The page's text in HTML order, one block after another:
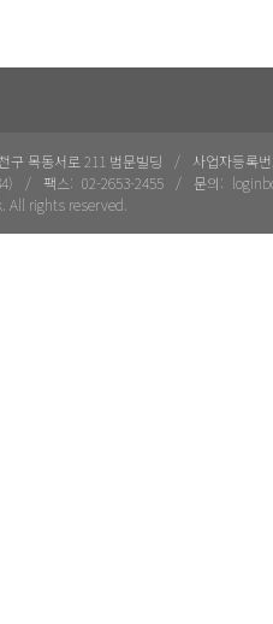
구 목동서로 211 범문빌딩
사업자등록
팩스: 02-2653-2455 문의:
All rights reserved.